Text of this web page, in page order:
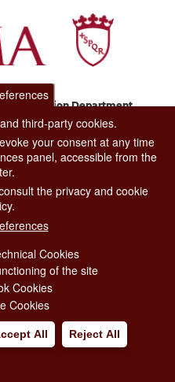
and Fashion Department.
TEL. 06 06 08
POLICY
third-party cookies.
your consent at any time
panel, accessible from the
the privacy and cookie
Cookies
of the site
Cookies
Cookies
All Reject All